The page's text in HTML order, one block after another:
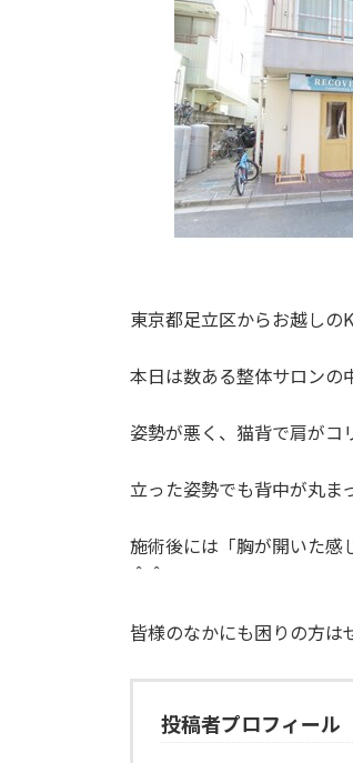
東京都足立区からお越しの
本日は数ある整体サロンの
姿勢が悪く、猫背で肩がコ
立った姿勢でも背中が丸ま
施術後には「胸が開いた感
＾＾
皆様のなかにも困りの方
投稿者プロフィール